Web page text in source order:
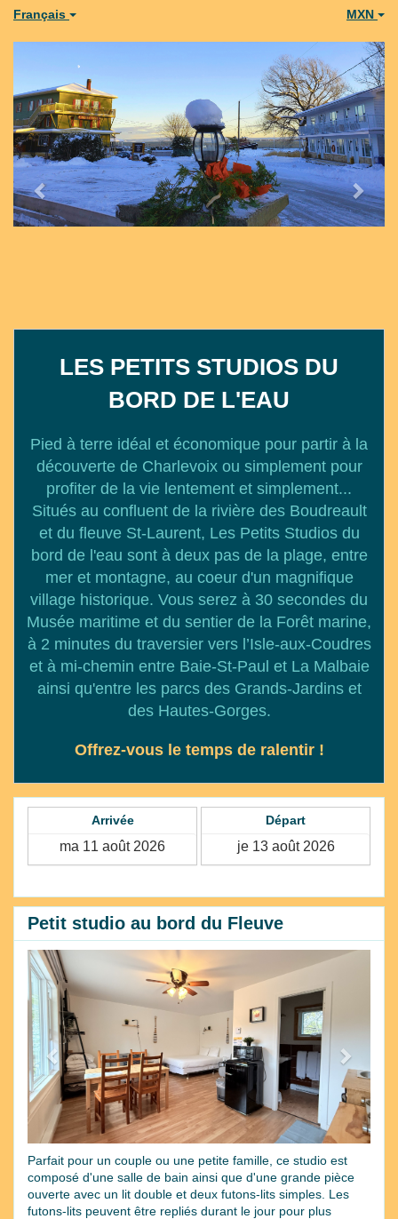
Français MXN
Next
LES PETITS STUDIOS DU
BORD DE L'EAU
Pied à terre idéal et économique pour partir à la
découverte de Charlevoix ou simplement pour
profiter de la vie lentement et simplement...
Situés au confluent de la rivière des Boudreault
et du fleuve St-Laurent, Les Petits Studios du
bord de l'eau sont à deux pas de la plage, entre
mer et montagne, au coeur d'un magnifique
village historique. Vous serez à 30 secondes du
Musée maritime et du sentier de la Forêt marine,
à 2 minutes du traversier vers l’Isle-aux-Coudres
et à mi-chemin entre Baie-St-Paul et La Malbaie
ainsi qu'entre les parcs des Grands-Jardins et
des Hautes-Gorges.
Offrez-vous le temps de ralentir !
Arrivée Départ
Petit studio au bord du Fleuve
Previous
Parfait pour un couple ou une petite famille, ce studio est
composé d'une salle de bain ainsi que d'une grande pièce
ouverte avec un lit double et deux futons-lits simples. Les
futons-lits peuvent être repliés durant le jour pour plus